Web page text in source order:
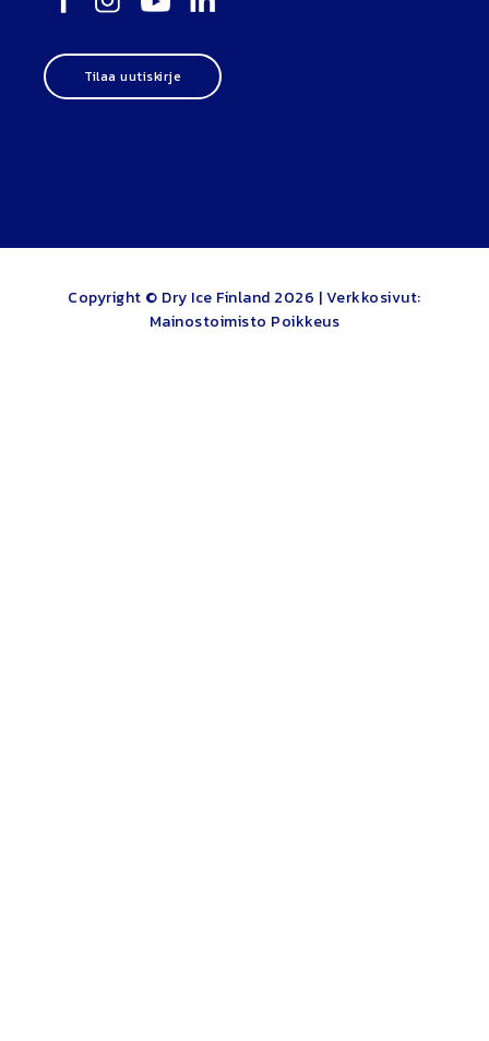
Tilaa uutiskirje
Copyright © Dry Ice Finland 2026 |Verkkosivut:
Mainostoimisto Poikkeus